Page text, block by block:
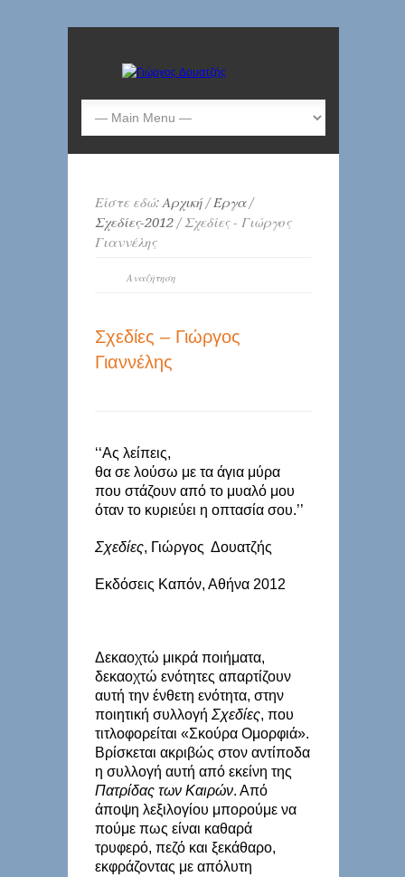
Είστε εδώ:Αρχική/Έργα/
Σχεδίες-2012/ Σχεδίες - Γιώργος
Γιαννέλης
Σχεδίες – Γιώργος
Γιαννέλης
‘‘Ας λείπεις,
θα σε λούσω με τα άγια μύρα
που στάζουν από το μυαλό μου
όταν το κυριεύει η οπτασία σου.’’
Σχεδίες, Γιώργος Δουατζής
Εκδόσεις Καπόν, Αθήνα 2012
Δεκαοχτώ μικρά ποιήματα,
δεκαοχτώ ενότητες απαρτίζουν
αυτή την ένθετη ενότητα, στην
ποιητική συλλογή Σχεδίες, που
τιτλοφορείται «Σκούρα Ομορφιά».
Βρίσκεται ακριβώς στον αντίποδα
η συλλογή αυτή από εκείνη της
Πατρίδας των Καιρών. Από
άποψη λεξιλογίου μπορούμε να
πούμε πως είναι καθαρά
τρυφερό, πεζό και ξεκάθαρο,
εκφράζοντας με απόλυτη